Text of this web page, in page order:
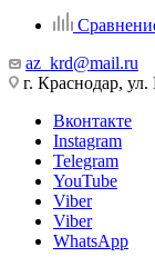
az_krd@mail.ru
г. Краснодар, ул.
Вконтакте
Instagram
Telegram
YouTube
Viber
Viber
WhatsApp